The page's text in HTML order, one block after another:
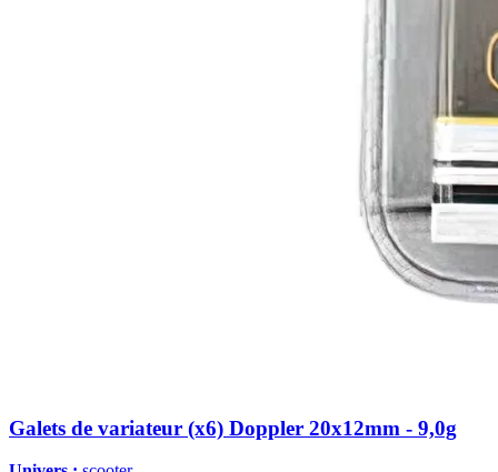
Galets de variateur (x6) Doppler 20x12mm - 9,0g